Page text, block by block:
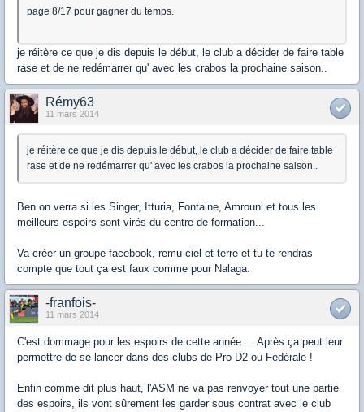
page 8/17 pour gagner du temps.
je réitère ce que je dis depuis le début, le club a décider de faire table
rase et de ne redémarrer qu' avec les crabos la prochaine saison..
Rémy63
11 mars 2014
je réitère ce que je dis depuis le début, le club a décider de faire table
rase et de ne redémarrer qu' avec les crabos la prochaine saison..
Ben on verra si les Singer, Itturia, Fontaine, Amrouni et tous les
meilleurs espoirs sont virés du centre de formation...
Va créer un groupe facebook, remu ciel et terre et tu te rendras
compte que tout ça est faux comme pour Nalaga.
-franfois-
11 mars 2014
C'est dommage pour les espoirs de cette année ... Après ça peut leur
permettre de se lancer dans des clubs de Pro D2 ou Fedérale !
Enfin comme dit plus haut, l'ASM ne va pas renvoyer tout une partie
des espoirs, ils vont sûrement les garder sous contrat avec le club